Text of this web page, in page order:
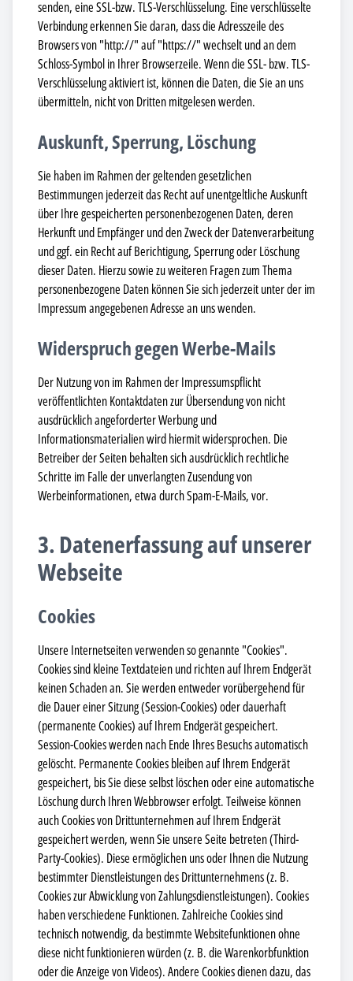
senden, eine SSL-bzw. TLS-Verschlüsselung. Eine verschlüsselte
Verbindung erkennen Sie daran, dass die Adresszeile des
Browsers von "http://" auf "https://" wechselt und an dem
Schloss-Symbol in Ihrer Browserzeile. Wenn die SSL- bzw. TLS-
Verschlüsselung aktiviert ist, können die Daten, die Sie an uns
übermitteln, nicht von Dritten mitgelesen werden.
Auskunft, Sperrung, Löschung
Sie haben im Rahmen der geltenden gesetzlichen
Bestimmungen jederzeit das Recht auf unentgeltliche Auskunft
über Ihre gespeicherten personenbezogenen Daten, deren
Herkunft und Empfänger und den Zweck der Datenverarbeitung
und ggf. ein Recht auf Berichtigung, Sperrung oder Löschung
dieser Daten. Hierzu sowie zu weiteren Fragen zum Thema
personenbezogene Daten können Sie sich jederzeit unter der im
Impressum angegebenen Adresse an uns wenden.
Widerspruch gegen Werbe-Mails
Der Nutzung von im Rahmen der Impressumspflicht
veröffentlichten Kontaktdaten zur Übersendung von nicht
ausdrücklich angeforderter Werbung und
Informationsmaterialien wird hiermit widersprochen. Die
Betreiber der Seiten behalten sich ausdrücklich rechtliche
Schritte im Falle der unverlangten Zusendung von
Werbeinformationen, etwa durch Spam-E-Mails, vor.
3. Datenerfassung auf unserer
Webseite
Cookies
Unsere Internetseiten verwenden so genannte "Cookies".
Cookies sind kleine Textdateien und richten auf Ihrem Endgerät
keinen Schaden an. Sie werden entweder vorübergehend für
die Dauer einer Sitzung (Session-Cookies) oder dauerhaft
(permanente Cookies) auf Ihrem Endgerät gespeichert.
Session-Cookies werden nach Ende Ihres Besuchs automatisch
gelöscht. Permanente Cookies bleiben auf Ihrem Endgerät
gespeichert, bis Sie diese selbst löschen oder eine automatische
Löschung durch Ihren Webbrowser erfolgt. Teilweise können
auch Cookies von Drittunternehmen auf Ihrem Endgerät
gespeichert werden, wenn Sie unsere Seite betreten (Third-
Party-Cookies). Diese ermöglichen uns oder Ihnen die Nutzung
bestimmter Dienstleistungen des Drittunternehmens (z. B.
Cookies zur Abwicklung von Zahlungsdienstleistungen). Cookies
haben verschiedene Funktionen. Zahlreiche Cookies sind
technisch notwendig, da bestimmte Websitefunktionen ohne
diese nicht funktionieren würden (z. B. die Warenkorbfunktion
oder die Anzeige von Videos). Andere Cookies dienen dazu, das